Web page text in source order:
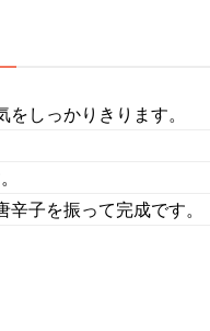
しっかりきります。
子を振って完成です。